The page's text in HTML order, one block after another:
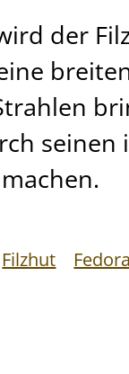
der
seinen
Filzhut